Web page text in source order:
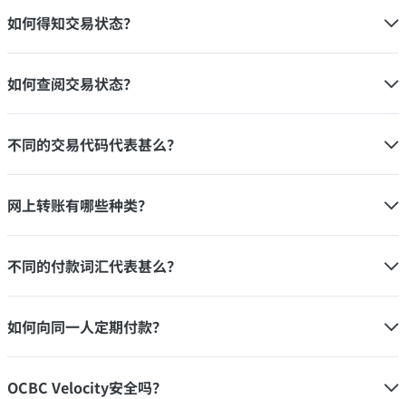
如何得知交易状态？
如何查阅交易状态？
不同的交易代码代表甚么？
网上转账有哪些种类？
不同的付款词汇代表甚么？
如何向同一人定期付款？
OCBC Velocity安全吗？